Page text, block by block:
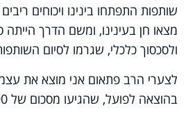
שותפות התפתחו בינינו ויכוחים
מצאו חן בעינינו, ומשם הדרך
ולסכסוך כלכלי, שגרמו לסיום
בהוצאה לפועל, שהגיעו מסכום של 90 אלף ל-200 אלף